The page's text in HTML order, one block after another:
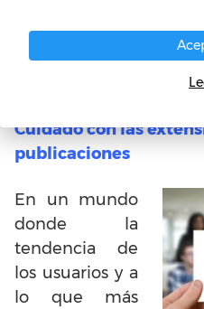
electrónico. Ver
publicitaria puede
esto no es lo que
Cuidado con las
publicaciones
En un mundo
donde la
tendencia de
los usuarios y a
lo que más